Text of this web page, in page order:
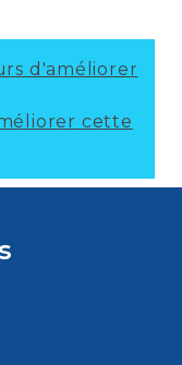
d'améliorer
cette